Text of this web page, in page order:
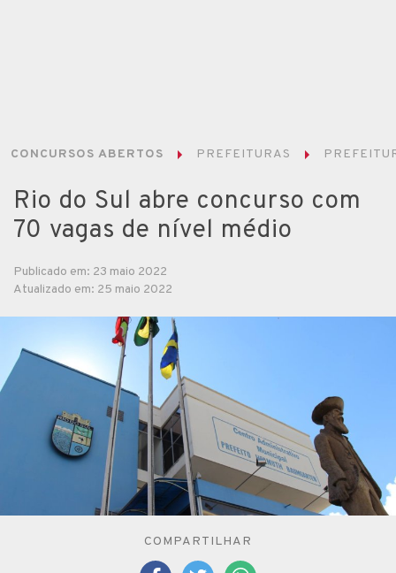
CONCURSOS ABERTOS PREFEITURAS
Rio do Sul abre concurso com
70 vagas de nível médio
Publicado em: 23 maio 2022
Atualizado em: 25 maio 2022
COMPARTILHAR